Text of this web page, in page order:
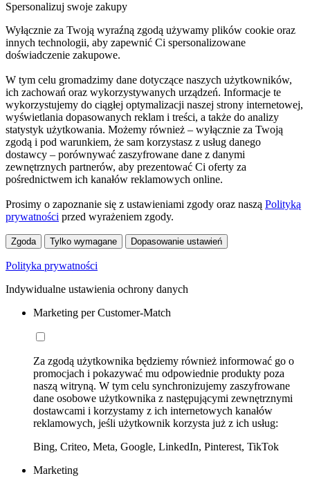
Spersonalizuj swoje zakupy
Wyłącznie za Twoją wyraźną zgodą używamy plików cookie oraz
innych technologii, aby zapewnić Ci spersonalizowane
doświadczenie zakupowe.
W tym celu gromadzimy dane dotyczące naszych użytkowników,
ich zachowań oraz wykorzystywanych urządzeń. Informacje te
wykorzystujemy do ciągłej optymalizacji naszej strony internetowej,
wyświetlania dopasowanych reklam i treści, a także do analizy
statystyk użytkowania. Możemy również – wyłącznie za Twoją
zgodą i pod warunkiem, że sam korzystasz z usług danego
dostawcy – porównywać zaszyfrowane dane z danymi
zewnętrznych partnerów, aby prezentować Ci oferty za
pośrednictwem ich kanałów reklamowych online.
Prosimy o zapoznanie się z ustawieniami zgody oraz naszą Polityką
prywatności przed wyrażeniem zgody.
Zgoda Tylko wymagane Dopasowanie ustawień
Polityka prywatności
Indywidualne ustawienia ochrony danych
Marketing per Customer-Match
Za zgodą użytkownika będziemy również informować go o
promocjach i pokazywać mu odpowiednie produkty poza
naszą witryną. W tym celu synchronizujemy zaszyfrowane
dane osobowe użytkownika z następującymi zewnętrznymi
dostawcami i korzystamy z ich internetowych kanałów
reklamowych, jeśli użytkownik korzysta już z ich usług:
Bing, Criteo, Meta, Google, LinkedIn, Pinterest, TikTok
Marketing